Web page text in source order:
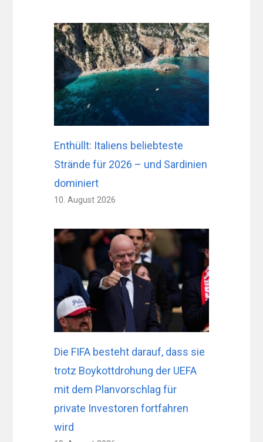
Enthüllt: Italiens beliebteste
Strände für 2026 – und Sardinien
dominiert
10. August 2026
Die FIFA besteht darauf, dass sie
trotz Boykottdrohung der UEFA
mit dem Planvorschlag für
private Investoren fortfahren
wird